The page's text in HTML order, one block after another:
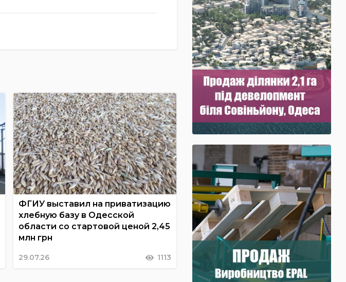
ФГИУ выставил на приватизацию
хлебную базу в Одесской
области со стартовой ценой 2,45
млн грн
29.07.26 1113